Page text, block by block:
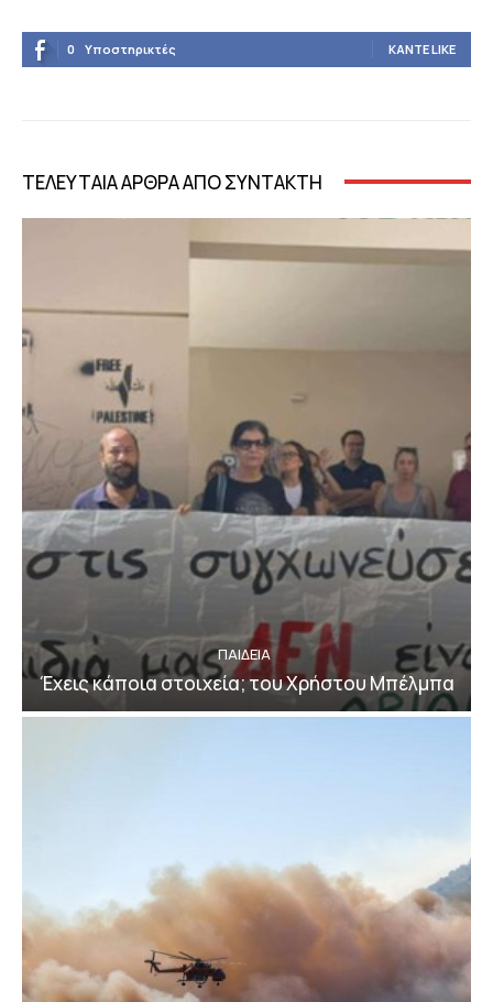
0 Υποστηρικτές ΚΆΝΤΕ LIKE
ΤΕΛΕΥΤΑΙΑ ΑΡΘΡΑ ΑΠΟ ΣΥΝΤΑΚΤΗ
ΠΑΙΔΕΙΑ
Έχεις κάποια στοιχεία; του Χρήστου Μπέλμπα